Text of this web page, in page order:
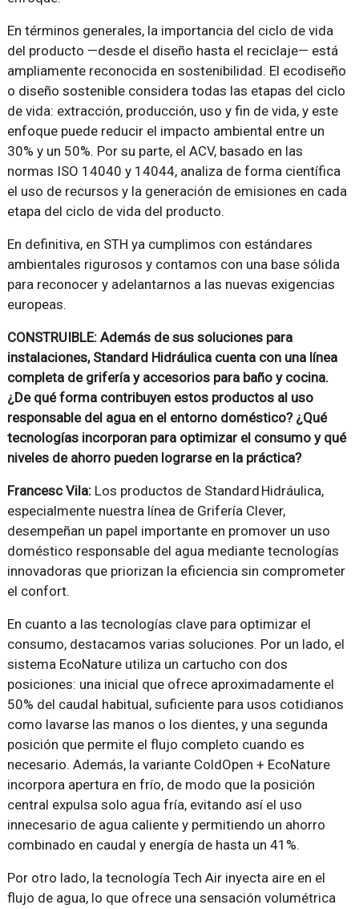
En términos generales, la importancia del ciclo de vida
del producto —desde el diseño hasta el reciclaje— está
ampliamente reconocida en sostenibilidad. El ecodiseño
o diseño sostenible considera todas las etapas del ciclo
de vida: extracción, producción, uso y fin de vida, y este
enfoque puede reducir el impacto ambiental entre un
30% y un 50%. Por su parte, el ACV, basado en las
normas ISO 14040 y 14044, analiza de forma científica
el uso de recursos y la generación de emisiones en cada
etapa del ciclo de vida del producto.
En definitiva, en STH ya cumplimos con estándares
ambientales rigurosos y contamos con una base sólida
para reconocer y adelantarnos a las nuevas exigencias
europeas.
CONSTRUIBLE: Además de sus soluciones para
instalaciones, Standard Hidráulica cuenta con una línea
completa de grifería y accesorios para baño y cocina.
¿De qué forma contribuyen estos productos al uso
responsable del agua en el entorno doméstico? ¿Qué
tecnologías incorporan para optimizar el consumo y qué
niveles de ahorro pueden lograrse en la práctica?
Francesc Vila:Los productos de Standard Hidráulica,
especialmente nuestra línea de Grifería Clever,
desempeñan un papel importante en promover un uso
doméstico responsable del agua mediante tecnologías
innovadoras que priorizan la eficiencia sin comprometer
el confort.
En cuanto a las tecnologías clave para optimizar el
consumo, destacamos varias soluciones. Por un lado, el
sistema EcoNature utiliza un cartucho con dos
posiciones: una inicial que ofrece aproximadamente el
50% del caudal habitual, suficiente para usos cotidianos
como lavarse las manos o los dientes, y una segunda
posición que permite el flujo completo cuando es
necesario. Además, la variante ColdOpen + EcoNature
incorpora apertura en frío, de modo que la posición
central expulsa solo agua fría, evitando así el uso
innecesario de agua caliente y permitiendo un ahorro
combinado en caudal y energía de hasta un 41%.
Por otro lado, la tecnología Tech Air inyecta aire en el
flujo de agua, lo que ofrece una sensación volumétrica